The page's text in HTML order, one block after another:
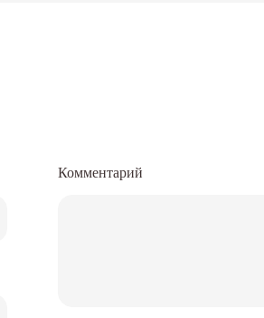
Комментарий